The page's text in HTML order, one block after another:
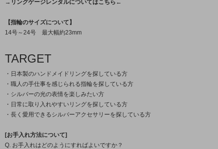
→リングゲージレンタルについてはこちら←
【指輪のサイズについて】
14号～24号 最大幅約23mm
TARGET
・日本製のハンドメイドリングを探している方
・職人の手仕事を感じられる指輪を探している方
・シルバーの光の表情を楽しみたい方
・日常に取り入れやすいリングを探している方
・長く愛用できるシルバーアクセサリーを探している方
[お手入れ方法について]
Q. お手入れはどのようにすればよいですか？